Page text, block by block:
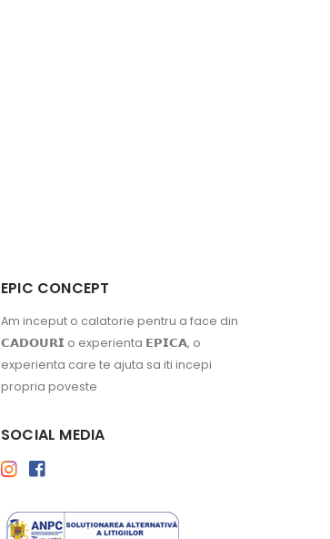
EPIC CONCEPT
Am inceput o calatorie pentru a face din
𝗖𝗔𝗗𝗢𝗨𝗥𝗜 o experienta 𝗘𝗣𝗜𝗖𝗔, o
experienta care te ajuta sa iti incepi
propria poveste
SOCIAL MEDIA